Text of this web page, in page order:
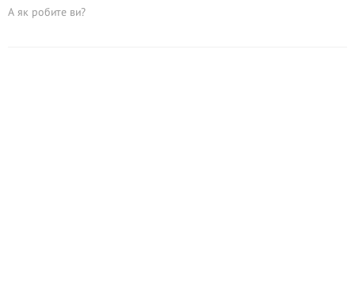
А як робите ви?